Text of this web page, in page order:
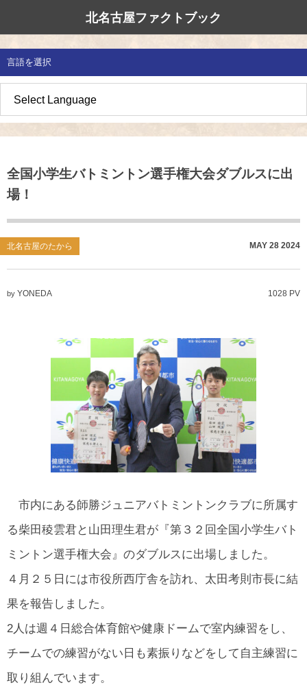
北名古屋ファクトブック
言語を選択
全国小学生バトミントン選手権大会ダブルスに出
場！
北名古屋のたから MAY 28 2024
by YONEDA 1028 PV
市内にある師勝ジュニアバトミントンクラブに所属す
る柴田稜雲君と山田理生君が『第３２回全国小学生バト
ミントン選手権大会』のダブルスに出場しました。
４月２５日には市役所西庁舎を訪れ、太田考則市長に結
果を報告しました。
2人は週４日総合体育館や健康ドームで室内練習をし、
チームでの練習がない日も素振りなどをして自主練習に
取り組んでいます。
地域みがき
地域じまん
オススメの場所
イベント・活動紹介 草の根交流
多文化共生社
日本語教室
生活情報
私たちの国際
ボランティア
愛知県防災・
北名古屋市国際交流協会 会報